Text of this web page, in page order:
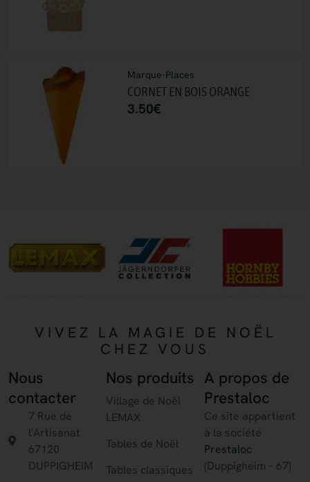
Marque-Places
CORNET EN BOIS ORANGE
3.50€
VIVEZ LA MAGIE DE NOËL
CHEZ VOUS
Nous
contacter
7 Rue de
l'Artisanat
67120
DUPPIGHEIM
Nos produits
Village de Noël
LEMAX
Tables de Noël
Tables classiques
A propos de
Prestaloc
Ce site appartient
à la société
Prestaloc
(Duppigheim – 67)